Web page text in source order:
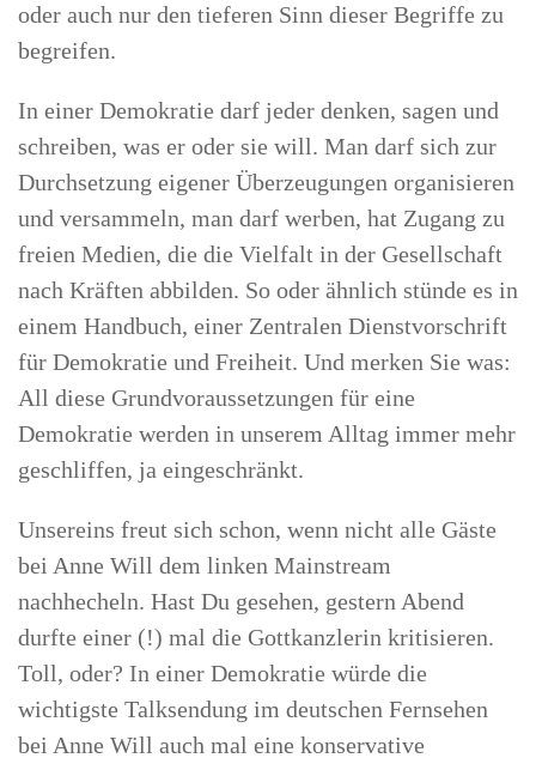
oder auch nur den tieferen Sinn dieser Begriffe zu
begreifen.
In einer Demokratie darf jeder denken, sagen und
schreiben, was er oder sie will. Man darf sich zur
Durchsetzung eigener Überzeugungen organisieren
und versammeln, man darf werben, hat Zugang zu
freien Medien, die die Vielfalt in der Gesellschaft
nach Kräften abbilden. So oder ähnlich stünde es in
einem Handbuch, einer Zentralen Dienstvorschrift
für Demokratie und Freiheit. Und merken Sie was:
All diese Grundvoraussetzungen für eine
Demokratie werden in unserem Alltag immer mehr
geschliffen, ja eingeschränkt.
Unsereins freut sich schon, wenn nicht alle Gäste
bei Anne Will dem linken Mainstream
nachhecheln. Hast Du gesehen, gestern Abend
durfte einer (!) mal die Gottkanzlerin kritisieren.
Toll, oder? In einer Demokratie würde die
wichtigste Talksendung im deutschen Fernsehen
bei Anne Will auch mal eine konservative